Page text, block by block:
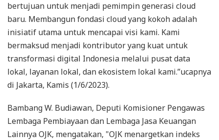
bertujuan untuk menjadi pemimpin generasi cloud
baru. Membangun fondasi cloud yang kokoh adalah
inisiatif utama untuk mencapai visi kami. Kami
bermaksud menjadi kontributor yang kuat untuk
transformasi digital Indonesia melalui pusat data
lokal, layanan lokal, dan ekosistem lokal kami.”ucapnya
di Jakarta, Kamis (1/6/2023).
Bambang W. Budiawan, Deputi Komisioner Pengawas
Lembaga Pembiayaan dan Lembaga Jasa Keuangan
Lainnya OJK, mengatakan, "OJK menargetkan indeks